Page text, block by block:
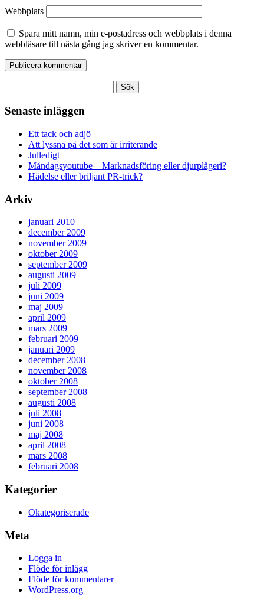
Webbplats
Spara mitt namn, min e-postadress och webbplats i denna
webbläsare till nästa gång jag skriver en kommentar.
efter:
Senaste inläggen
Ett tack och adjö
Att lyssna på det som är irriterande
Julledigt
Måndagsyoutube – Marknadsföring eller djurplågeri?
Hädelse eller briljant PR-trick?
Arkiv
januari 2010
december 2009
november 2009
oktober 2009
september 2009
augusti 2009
juli 2009
juni 2009
maj 2009
april 2009
mars 2009
februari 2009
januari 2009
december 2008
november 2008
oktober 2008
september 2008
augusti 2008
juli 2008
juni 2008
maj 2008
april 2008
mars 2008
februari 2008
Kategorier
Okategoriserade
Meta
Logga in
Flöde för inlägg
Flöde för kommentarer
WordPress.org